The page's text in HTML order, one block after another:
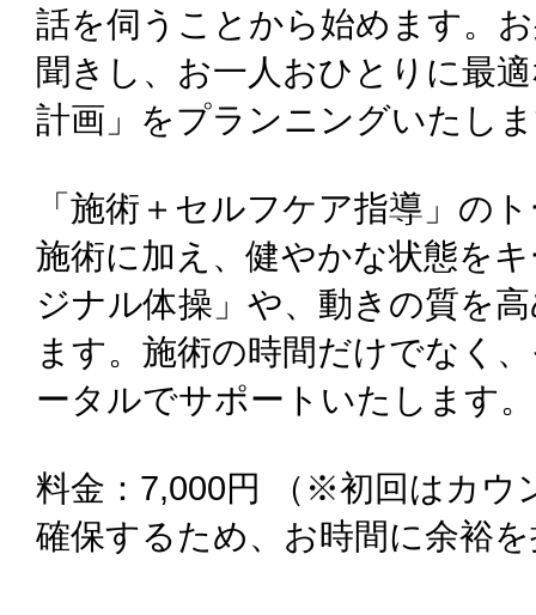
話を伺うことから始めます。
聞きし、お一人おひとりに最
計画」をプランニングいたし
「施術＋セルフケア指導」の
施術に加え、健やかな状態を
ジナル体操」や、動きの質を
ます。施術の時間だけでなく
ータルでサポートいたします。
料金：7,000円 （※初回はカウ
確保するため、お時間に余裕